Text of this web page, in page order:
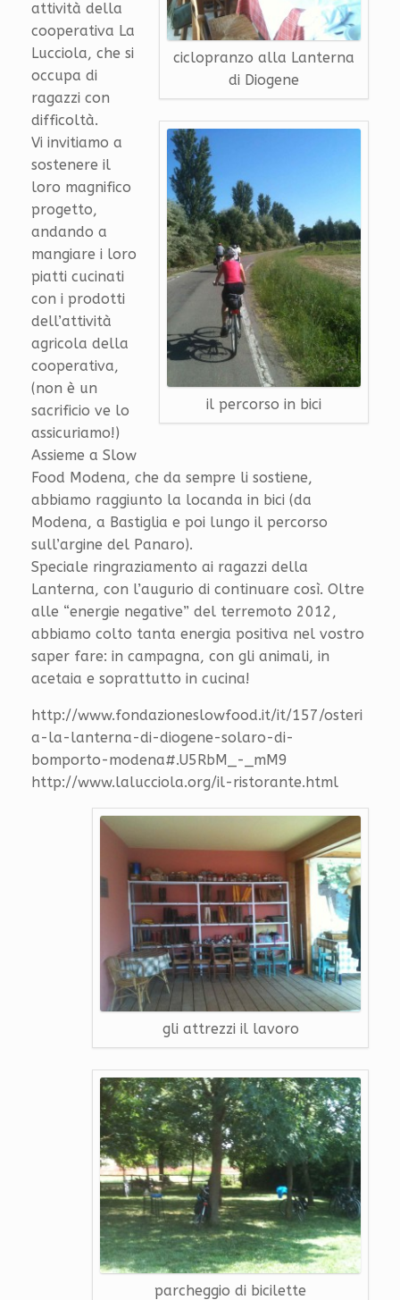
ciclopranzo alla Lanterna
di Diogene
il percorso in bici
attività della
cooperativa La
Lucciola, che si
occupa di
ragazzi con
difficoltà.
Vi invitiamo a
sostenere il
loro magnifico
progetto,
andando a
mangiare i loro
piatti cucinati
con i prodotti
dell’attività
agricola della
cooperativa,
(non è un
sacrificio ve lo
assicuriamo!)
Assieme a Slow
Food Modena, che da sempre li sostiene,
abbiamo raggiunto la locanda in bici (da
Modena, a Bastiglia e poi lungo il percorso
sull’argine del Panaro).
Speciale ringraziamento ai ragazzi della
Lanterna, con l’augurio di continuare così. Oltre
alle “energie negative” del terremoto 2012,
abbiamo colto tanta energia positiva nel vostro
saper fare: in campagna, con gli animali, in
acetaia e soprattutto in cucina!
http://www.fondazioneslowfood.it/it/157/osteri
a-la-lanterna-di-diogene-solaro-di-
bomporto-modena#.U5RbM_-_mM9
http://www.lalucciola.org/il-ristorante.html
gli attrezzi il lavoro
parcheggio di bicilette